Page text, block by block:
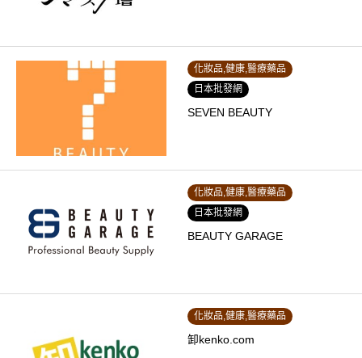
化妝品,健康,醫療藥品
日本批發網
SEVEN BEAUTY
化妝品,健康,醫療藥品
日本批發網
BEAUTY GARAGE
化妝品,健康,醫療藥品
卸kenko.com